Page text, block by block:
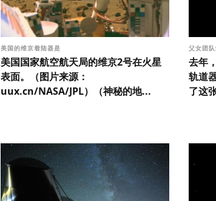
美国的维京着陆器是
美国国家航空航天局的维京2号在火星
表面。（图片来源：
uux.cn/NASA/JPL）（神秘的地...
父女团
去年
轨道
了这